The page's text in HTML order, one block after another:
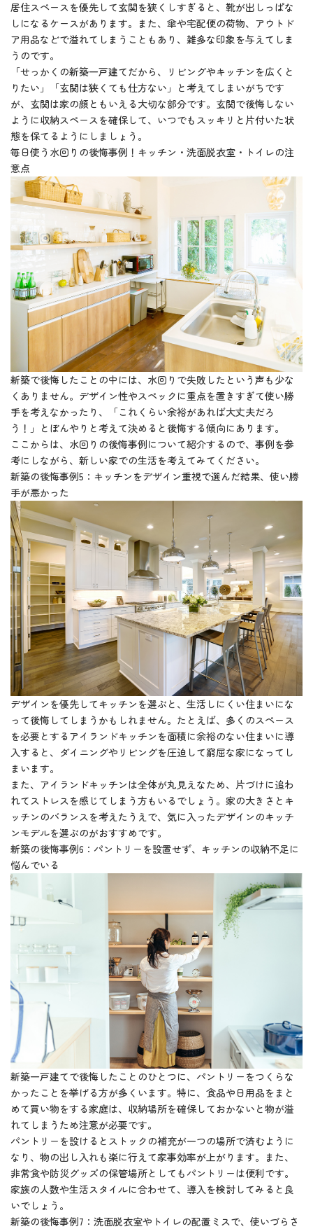
居住スペースを優先して玄関を狭くしすぎると、靴が出しっぱな
しになるケースがあります。また、傘や宅配便の荷物、アウトド
ア用品などで溢れてしまうこともあり、雑多な印象を与えてしま
うのです。
「せっかくの新築一戸建てだから、リビングやキッチンを広くと
りたい」「玄関は狭くても仕方ない」と考えてしまいがちです
が、玄関は家の顔ともいえる大切な部分です。玄関で後悔しない
ように収納スペースを確保して、いつでもスッキリと片付いた状
態を保てるようにしましょう。
毎日使う水回りの後悔事例！キッチン・洗面脱衣室・トイレの注
意点
新築で後悔したことの中には、水回りで失敗したという声も少な
くありません。デザイン性やスペックに重点を置きすぎて使い勝
手を考えなかったり、「これくらい余裕があれば大丈夫だろ
う！」とぼんやりと考えて決めると後悔する傾向にあります。
ここからは、水回りの後悔事例について紹介するので、事例を参
考にしながら、新しい家での生活を考えてみてください。
新築の後悔事例5：キッチンをデザイン重視で選んだ結果、使い勝
手が悪かった
デザインを優先してキッチンを選ぶと、生活しにくい住まいにな
って後悔してしまうかもしれません。たとえば、多くのスペース
を必要とするアイランドキッチンを面積に余裕のない住まいに導
入すると、ダイニングやリビングを圧迫して窮屈な家になってし
まいます。
また、アイランドキッチンは全体が丸見えなため、片づけに追わ
れてストレスを感じてしまう方もいるでしょう。家の大きさとキ
ッチンのバランスを考えたうえで、気に入ったデザインのキッチ
ンモデルを選ぶのがおすすめです。
新築の後悔事例6：パントリーを設置せず、キッチンの収納不足に
悩んでいる
新築一戸建てで後悔したことのひとつに、パントリーをつくらな
かったことを挙げる方が多くいます。特に、食品や日用品をまと
めて買い物をする家庭は、収納場所を確保しておかないと物が溢
れてしまうため注意が必要です。
パントリーを設けるとストックの補充が一つの場所で済むように
なり、物の出し入れも楽に行えて家事効率が上がります。また、
非常食や防災グッズの保管場所としてもパントリーは便利です。
家族の人数や生活スタイルに合わせて、導入を検討してみると良
いでしょう。
新築の後悔事例7：洗面脱衣室やトイレの配置ミスで、使いづらさ